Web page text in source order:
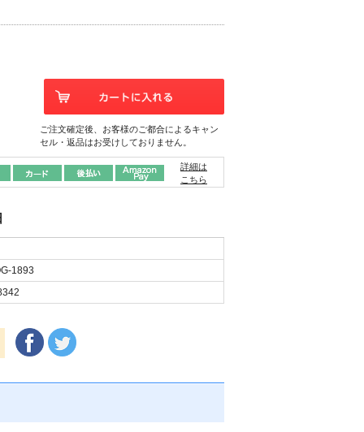
ご注文確定後、お客様のご都合によるキャン
セル・返品はお受けしておりません。
詳細は
こちら
1893